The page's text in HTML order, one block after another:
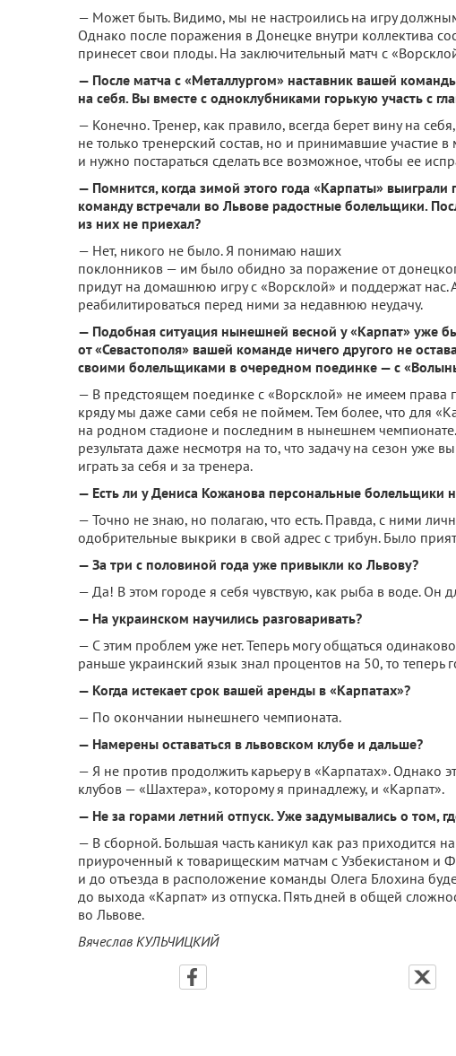
— Может быть. Видимо, мы не настроились на игру
Однако после поражения в Донецке внутри коллектива
принесет свои плоды. На заключительный матч с
— После матча с «Металлургом» наставник вашей
на себя. Вы вместе с одноклубниками горькую участь с
— Конечно. Тренер, как правило, всегда берет вину на
не только тренерский состав, но и принимавшие участие
и нужно постараться сделать все возможное, чтобы ее
— Помнится, когда зимой этого года «Карпаты»
команду встречали во Львове радостные болельщики.
из них не приехал?
— Нет, никого не было. Я понимаю наших
поклонников — им было обидно за поражение от
придут на домашнюю игру с «Ворсклой» и поддержат нас.
реабилитироваться перед ними за недавнюю неудачу.
— Подобная ситуация нынешней весной у «Карпат» уже
от «Севастополя» вашей команде ничего другого не
своими болельщиками в очередном поединке — с
— В предстоящем поединке с «Ворсклой» не имеем права
кряду мы даже сами себя не поймем. Тем более, что для
на родном стадионе и последним в нынешнем
результата даже несмотря на то, что задачу на сезон уже
играть за себя и за тренера.
— Есть ли у Дениса Кожанова персональные болельщики
— Точно не знаю, но полагаю, что есть. Правда, с ними
одобрительные выкрики в свой адрес с трибун. Было
— За три с половиной года уже привыкли ко Львову?
— Да! В этом городе я себя чувствую, как рыба в воде. Он
— На украинском научились разговаривать?
— С этим проблем уже нет. Теперь могу общаться
раньше украинский язык знал процентов на 50, то теперь
— Когда истекает срок вашей аренды в «Карпатах»?
— По окончании нынешнего чемпионата.
— Намерены оставаться в львовском клубе и дальше?
— Я не против продолжить карьеру в «Карпатах». Однако
клубов — «Шахтера», которому я принадлежу, и «Карпат».
— Не за горами летний отпуск. Уже задумывались о том,
— В сборной. Большая часть каникул как раз приходится
приуроченный к товарищеским матчам с Узбекистаном и
и до отъезда в расположение команды Олега Блохина
до выхода «Карпат» из отпуска. Пять дней в общей
во Львове.
Вячеслав КУЛЬЧИЦКИЙ